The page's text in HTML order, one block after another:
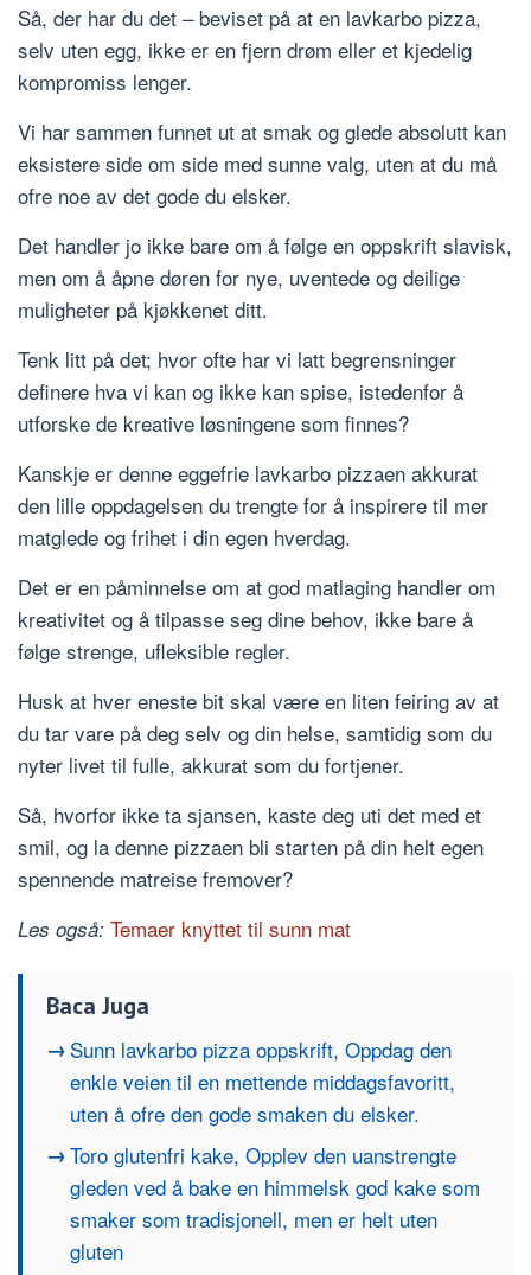
Så, der har du det – beviset på at en lavkarbo pizza,
selv uten egg, ikke er en fjern drøm eller et kjedelig
kompromiss lenger.
Vi har sammen funnet ut at smak og glede absolutt kan
eksistere side om side med sunne valg, uten at du må
ofre noe av det gode du elsker.
Det handler jo ikke bare om å følge en oppskrift slavisk,
men om å åpne døren for nye, uventede og deilige
muligheter på kjøkkenet ditt.
Tenk litt på det; hvor ofte har vi latt begrensninger
definere hva vi kan og ikke kan spise, istedenfor å
utforske de kreative løsningene som finnes?
Kanskje er denne eggefrie lavkarbo pizzaen akkurat
den lille oppdagelsen du trengte for å inspirere til mer
matglede og frihet i din egen hverdag.
Det er en påminnelse om at god matlaging handler om
kreativitet og å tilpasse seg dine behov, ikke bare å
følge strenge, ufleksible regler.
Husk at hver eneste bit skal være en liten feiring av at
du tar vare på deg selv og din helse, samtidig som du
nyter livet til fulle, akkurat som du fortjener.
Så, hvorfor ikke ta sjansen, kaste deg uti det med et
smil, og la denne pizzaen bli starten på din helt egen
spennende matreise fremover?
Les også: Temaer knyttet til sunn mat
Baca Juga
Sunn lavkarbo pizza oppskrift, Oppdag den
enkle veien til en mettende middagsfavoritt,
uten å ofre den gode smaken du elsker.
Toro glutenfri kake, Opplev den uanstrengte
gleden ved å bake en himmelsk god kake som
smaker som tradisjonell, men er helt uten
gluten